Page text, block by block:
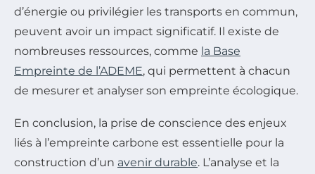
d’énergie ou privilégier les transports en commun,
peuvent avoir un impact significatif. Il existe de
nombreuses ressources, comme la Base
Empreinte de l’ADEME, qui permettent à chacun
de mesurer et analyser son empreinte écologique.
En conclusion, la prise de conscience des enjeux
liés à l’empreinte carbone est essentielle pour la
construction d’un avenir durable. L’analyse et la